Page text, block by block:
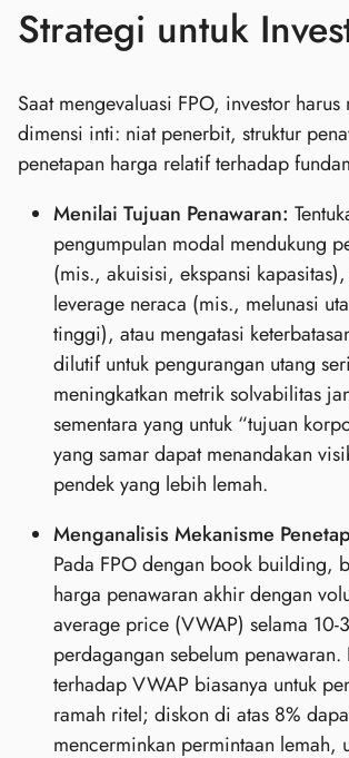
Strategi untuk
Saat mengevaluasi FPO, investor
dimensi inti: niat penerbit, struktur
penetapan harga relatif terhadap
Menilai Tujuan Penawaran:
pengumpulan modal mendukung
(mis., akuisisi, ekspansi
leverage neraca (mis., melunasi
tinggi), atau mengatasi
dilutif untuk pengurangan utang
meningkatkan metrik solvabilitas
sementara yang untuk “tujuan
yang samar dapat menandakan
pendek yang lebih lemah.
Menganalisis Mekanisme
Pada FPO dengan book building,
harga penawaran akhir dengan
average price (VWAP) selama 10-
perdagangan sebelum penawaran.
terhadap VWAP biasanya untuk
ramah ritel; diskon di atas 8%
mencerminkan permintaan lemah,